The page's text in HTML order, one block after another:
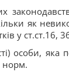
як
у ст.ст.16,
особи,
норм.